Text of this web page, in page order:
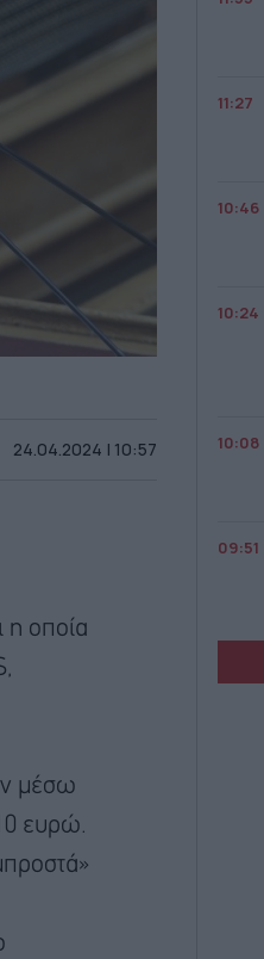
24.04.2024 | 10:57
η οποία
μέσω
ευρώ.
11:27
10:46
10:24
10:08
09:51